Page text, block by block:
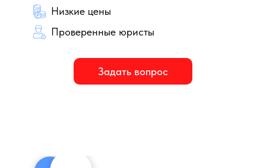
Низкие цены
Проверенные юристы
Задать вопрос
вопросам регистрации
вопросам регистрации